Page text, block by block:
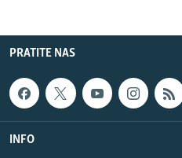
PRATITE NAS
INFO